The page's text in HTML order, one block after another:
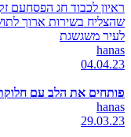
ראיון לכבוד חג הפסחעם
שהצליח בשירות ארוך
לעיר משגשגת
hanas
04.04.23
פותחים את הלב עם חלוקת
hanas
29.03.23